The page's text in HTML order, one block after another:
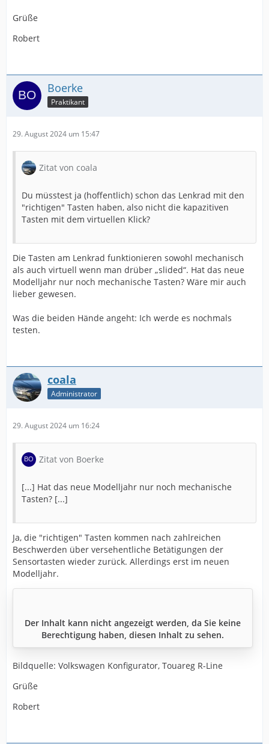
Grüße
Robert
Boerke
Praktikant
29. August 2024 um 15:47
Zitat von coala
Du müsstest ja (hoffentlich) schon das Lenkrad mit den
"richtigen" Tasten haben, also nicht die kapazitiven
Tasten mit dem virtuellen Klick?
Die Tasten am Lenkrad funktionieren sowohl mechanisch
als auch virtuell wenn man drüber „slided“. Hat das neue
Modelljahr nur noch mechanische Tasten? Wäre mir auch
lieber gewesen.
Was die beiden Hände angeht: Ich werde es nochmals
testen.
coala
Administrator
29. August 2024 um 16:24
Zitat von Boerke
[...] Hat das neue Modelljahr nur noch mechanische
Tasten? [...]
Ja, die "richtigen" Tasten kommen nach zahlreichen
Beschwerden über versehentliche Betätigungen der
Sensortasten wieder zurück. Allerdings erst im neuen
Modelljahr.
Der Inhalt kann nicht angezeigt werden, da Sie keine
Berechtigung haben, diesen Inhalt zu sehen.
Bildquelle: Volkswagen Konfigurator, Touareg R-Line
Grüße
Robert